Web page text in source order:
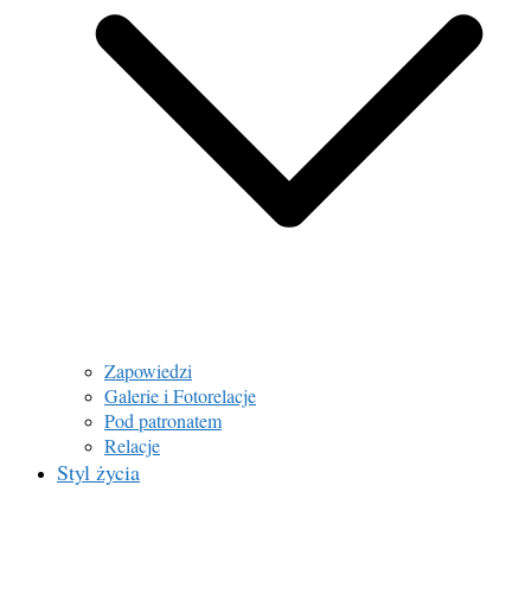
Zapowiedzi
Galerie i Fotorelacje
Pod patronatem
Relacje
Styl życia